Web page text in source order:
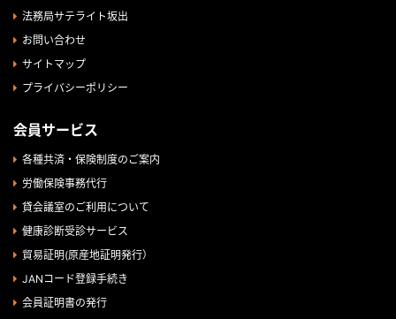
法務局サテライト坂出
お問い合わせ
サイトマップ
プライバシーポリシー
会員サービス
各種共済・保険制度のご案内
労働保険事務代行
貸会議室のご利用について
健康診断受診サービス
貿易証明(原産地証明発行）
JANコード登録手続き
会員証明書の発行